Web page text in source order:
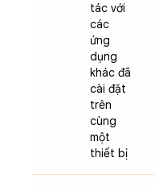
tác với
các
ứng
dụng
khác đã
cài đặt
trên
cùng
một
thiết bị